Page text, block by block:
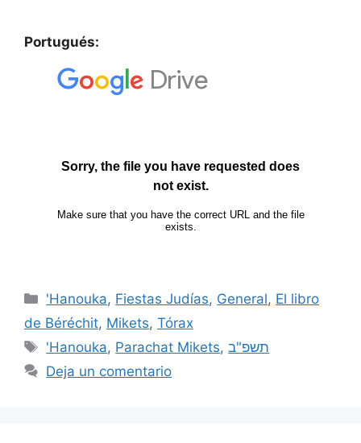
Portugués:
'Hanouka, Fiestas Judías, General, El libro
de Béréchit, Mikets, Tórax
'Hanouka, Parachat Mikets,תשפ"ב
Deja un comentario